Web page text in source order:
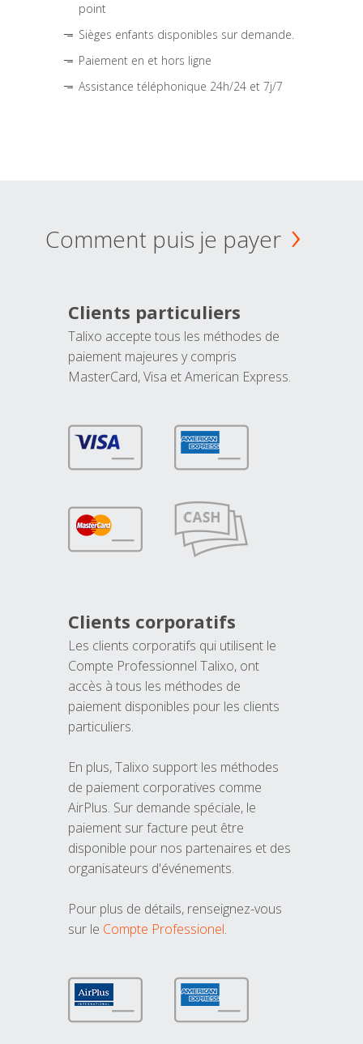
point
Sièges enfants disponibles sur demande.
Paiement en et hors ligne
Assistance téléphonique 24h/24 et 7j/7
Comment puis je payer
Clients particuliers
Talixo accepte tous les méthodes de
paiement majeures y compris
MasterCard, Visa et American Express.
Clients corporatifs
Les clients corporatifs qui utilisent le
Compte Professionnel Talixo, ont
accès à tous les méthodes de
paiement disponibles pour les clients
particuliers.
En plus, Talixo support les méthodes
de paiement corporatives comme
AirPlus. Sur demande spéciale, le
paiement sur facture peut être
disponible pour nos partenaires et des
organisateurs d'événements.
Pour plus de détails, renseignez-vous
sur le Compte Professionel.